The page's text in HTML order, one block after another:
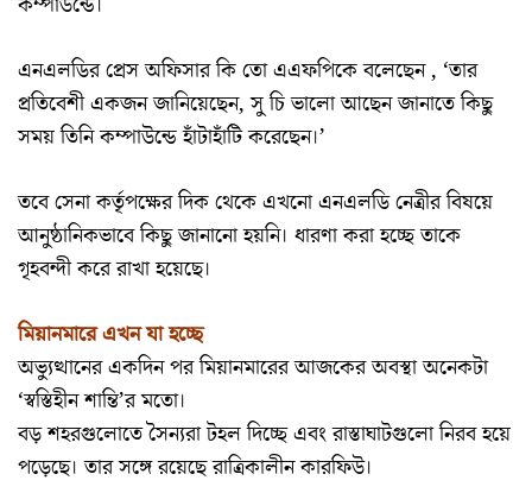
এনএলডির প্রেস অফিসার কি তো এএফপিকে বলেছেন , ‘তার
প্রতিবেশী একজন জানিয়েছেন, সু চি ভালো আছেন জানাতে কিছু
সময় তিনি কম্পাউন্ডে হাঁটাহাঁটি করেছেন।’
তবে সেনা কর্তৃপক্ষের দিক থেকে এখনো এনএলডি নেত্রীর বিষয়ে
আনুষ্ঠানিকভাবে কিছু জানানো হয়নি। ধারণা করা হচ্ছে তাকে
গৃহবন্দী করে রাখা হয়েছে।
মিয়ানমারে এখন যা হচ্ছে
অভ্যুত্থানের একদিন পর মিয়ানমারের আজকের অবস্থা অনেকটা
‘স্বস্তিহীন শান্তি’র মতো।
বড় শহরগুলোতে সৈন্যরা টহল দিচ্ছে এবং রাস্তাঘাটগুলো নিরব হয়ে
পড়েছে। তার সঙ্গে রয়েছে রাত্রিকালীন কারফিউ।